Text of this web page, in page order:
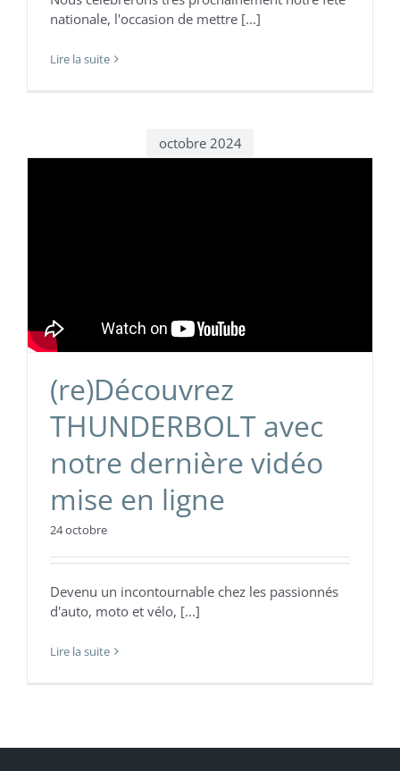
nationale, l'occasion de mettre [...]
Lire la suite
octobre 2024
(re)Découvrez
THUNDERBOLT avec
notre dernière vidéo
mise en ligne
24 octobre
Devenu un incontournable chez les passionnés
d'auto, moto et vélo, [...]
Lire la suite